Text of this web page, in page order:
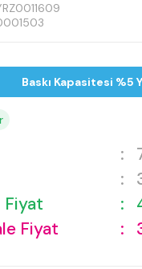
Baskı Kapasitesi %5
:
:
Fiyat
:
Fiyat
: